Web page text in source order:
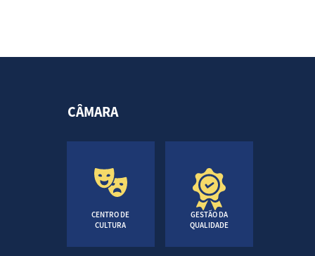
CÂMARA
CENTRO DE
CULTURA
GESTÃO DA
QUALIDADE